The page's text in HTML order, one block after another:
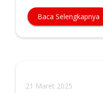
Baca Selengkapnya
21 Maret 2025